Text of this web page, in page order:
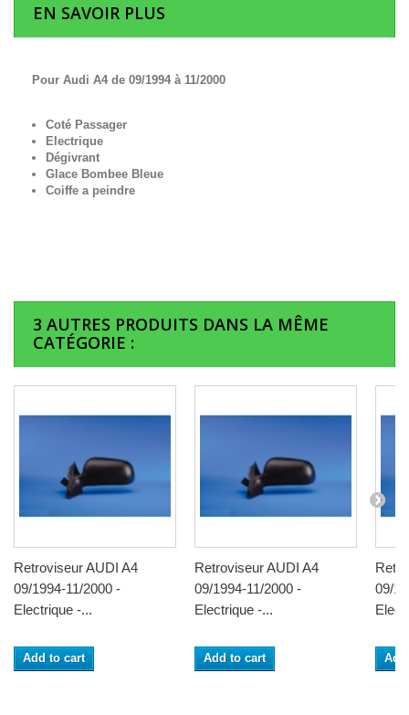
EN SAVOIR PLUS
Pour Audi A4 de 09/1994 à 11/2000
Coté Passager
Electrique
Dégivrant
Glace Bombee Bleue
Coiffe a peindre
3 AUTRES PRODUITS DANS LA MÊME
CATÉGORIE :
Retroviseur AUDI A4
09/1994-11/2000 -
Electrique -...
Add to cart
Retroviseur AUDI A4
09/1994-11/2000 -
Electrique -...
Add to cart
09/